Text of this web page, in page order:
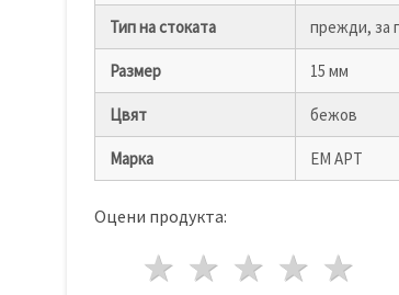
Тип на стоката прежди, за
Размер 15 мм
Цвят бежов
Марка ЕМ АРТ
Оцени продукта:
4
3 звезди
2 звезди
1 звезда